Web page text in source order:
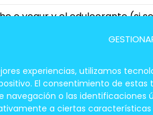
experiencias, utilizamos
El consentimiento de
o las identificaciones
a ciertas características
o yogur y el edulcorante (si
y cremosa.
de su sabor fresco y